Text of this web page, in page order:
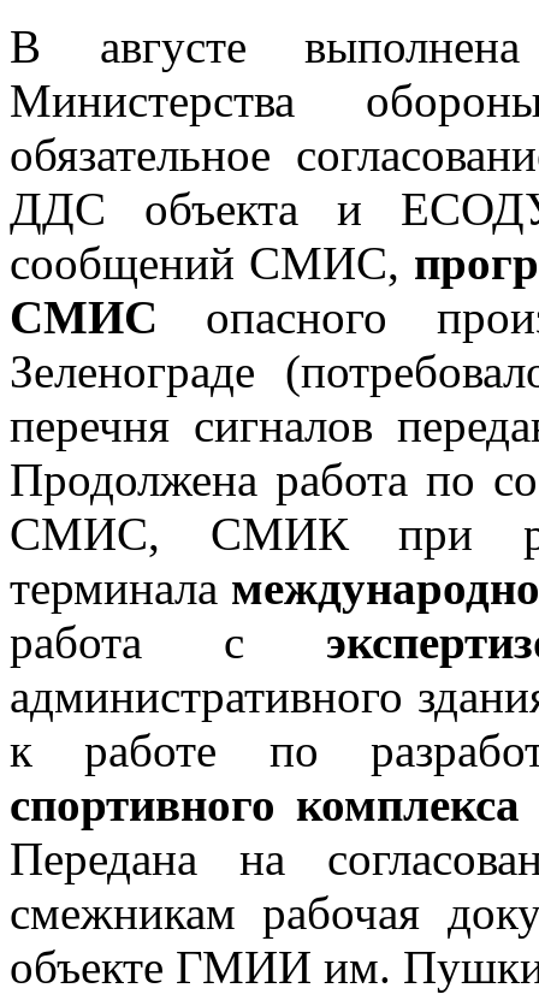
В августе
Министерства
обязательное
ДДС объекта и
сообщений СМИС,
СМИС опасного
Зеленограде
перечня сигналов
Продолжена работа по
СМИС, СМИК при
терминала
работа с
административного
к работе по
спортивного
Передана на
смежникам рабочая
объекте ГМИИ им.